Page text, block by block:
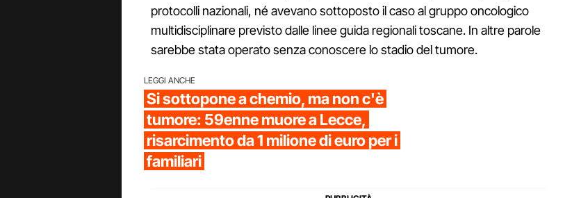
protocolli nazionali, né avevano sottoposto il caso al gruppo oncologico
multidisciplinare previsto dalle linee guida regionali toscane. In altre parole
sarebbe stata operato senza conoscere lo stadio del tumore.
LEGGI ANCHE
Si sottopone a chemio, ma non c'è
tumore: 59enne muore a Lecce,
risarcimento da 1 milione di euro per i
familiari